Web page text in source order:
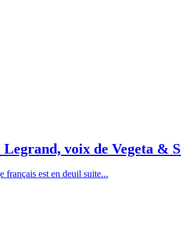
Legrand, voix de Vegeta &
français est en deuil suite...